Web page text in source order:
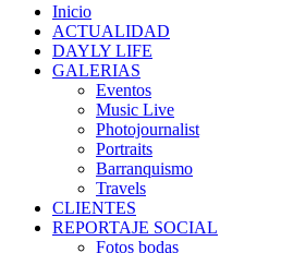
Inicio
ACTUALIDAD
DAYLY LIFE
GALERIAS
Eventos
Music Live
Photojournalist
Portraits
Barranquismo
Travels
CLIENTES
REPORTAJE SOCIAL
Fotos bodas